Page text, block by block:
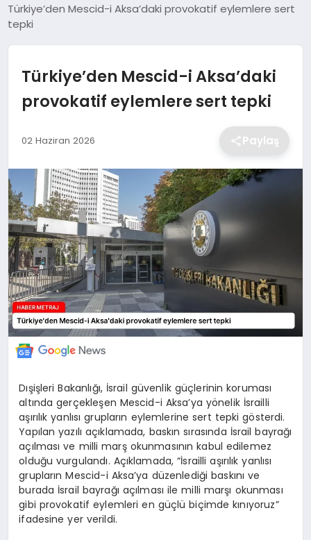
SPOR
DÜNYA
SİYASET
MAGAZİN
TEKNOLOJİ
SAĞLIK
EĞİTİM
Türkiye’den Mescid-i Aksa’daki provokatif eylemlere sert
tepki
Türkiye’den Mescid-i Aksa’daki
provokatif eylemlere sert tepki
02 Haziran 2026 Paylaş
Dışişleri Bakanlığı, İsrail güvenlik güçlerinin koruması
altında gerçekleşen Mescid-i Aksa’ya yönelik İsrailli
aşırılık yanlısı grupların eylemlerine sert tepki gösterdi.
Yapılan yazılı açıklamada, baskın sırasında İsrail bayrağı
açılması ve milli marş okunmasının kabul edilemez
olduğu vurgulandı. Açıklamada, “İsrailli aşırılık yanlısı
grupların Mescid-i Aksa’ya düzenlediği baskını ve
burada İsrail bayrağı açılması ile milli marşı okunması
gibi provokatif eylemleri en güçlü biçimde kınıyoruz”
ifadesine yer verildi.